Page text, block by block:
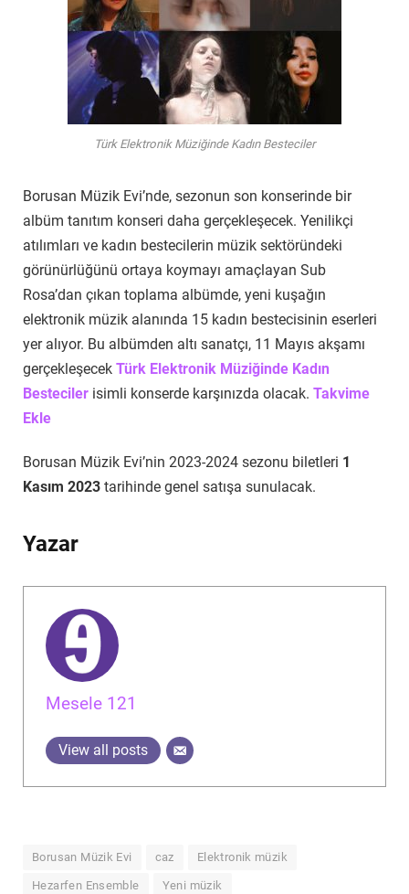
Türk Elektronik Müziğinde Kadın Besteciler
Borusan Müzik Evi’nde, sezonun son konserinde bir
albüm tanıtım konseri daha gerçekleşecek. Yenilikçi
atılımları ve kadın bestecilerin müzik sektöründeki
görünürlüğünü ortaya koymayı amaçlayan Sub
Rosa’dan çıkan toplama albümde, yeni kuşağın
elektronik müzik alanında 15 kadın bestecisinin eserleri
yer alıyor. Bu albümden altı sanatçı, 11 Mayıs akşamı
gerçekleşecek Türk Elektronik Müziğinde Kadın
Besteciler isimli konserde karşınızda olacak. Takvime
Ekle
Borusan Müzik Evi’nin 2023-2024 sezonu biletleri 1
Kasım 2023 tarihinde genel satışa sunulacak.
Yazar
Mesele 121
View all posts
Borusan Müzik Evi caz Elektronik müzik
Hezarfen Ensemble Yeni müzik